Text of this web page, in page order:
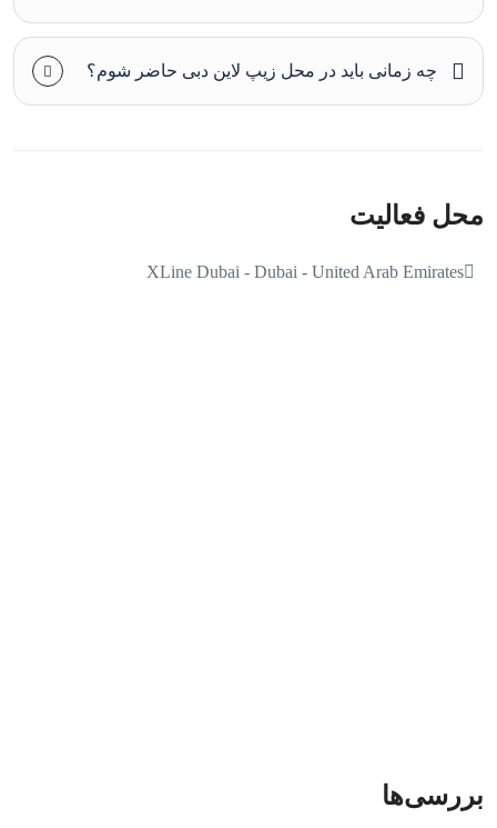
چه زمانی باید در محل زیپ لاین دبی حاضر شوم؟
محل فعالیت
XLine Dubai - Dubai - United Arab Emirates
بررسی‌ها